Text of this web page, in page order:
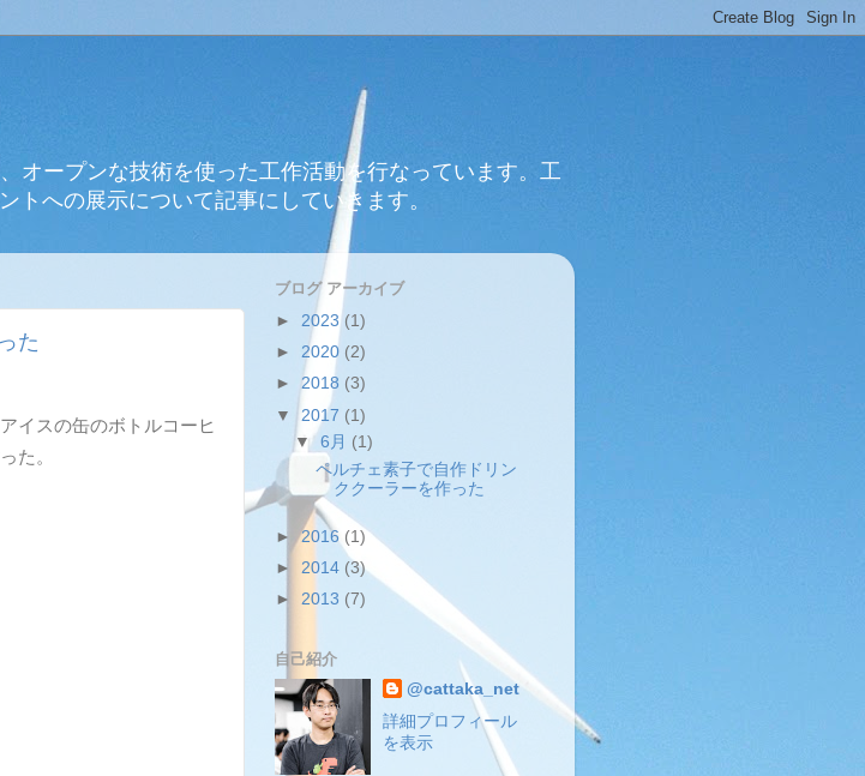
オープンな技術を使った工作活動を行なっています。工
トへの展示について記事にしていきます。
た
イスの缶のボトルコーヒ
た。
ブログ アーカイブ
► 2023 (1)
► 2020 (2)
► 2018 (3)
▼ 2017 (1)
▼6月 (1)
ペルチェ素子で自作ドリン
ククーラーを作った
►2016 (1)
► 2014 (3)
► 2013 (7)
自己紹介
@cattaka_net
詳細プロフィール
を表示